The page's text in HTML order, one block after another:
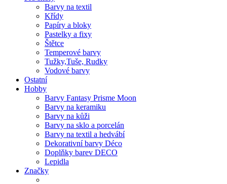
Barvy na textil
Křídy
Papíry a bloky
Pastelky a fixy
Štětce
Temperové barvy
Tužky,Tuše, Rudky
Vodové barvy
Ostatní
Hobby
Barvy Fantasy Prisme Moon
Barvy na keramiku
Barvy na kůži
Barvy na sklo a porcelán
Barvy na textil a hedvábí
Dekorativní barvy Déco
Doplňky barev DECO
Lepidla
Značky